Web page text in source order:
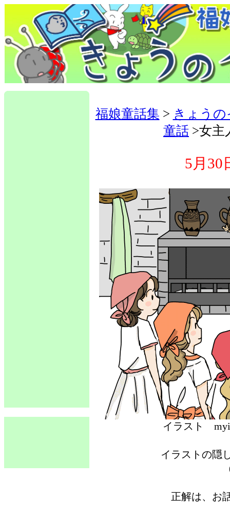
福娘童話集 > きょう
童話 >女主
5月30
イラスト
イラストの隠
正解は、お